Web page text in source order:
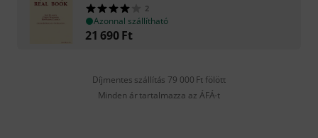
2
Azonnal szállítható
21 690 Ft
Díjmentes szállítás 79 000 Ft fölött
Minden ár tartalmazza az ÁFÁ-t